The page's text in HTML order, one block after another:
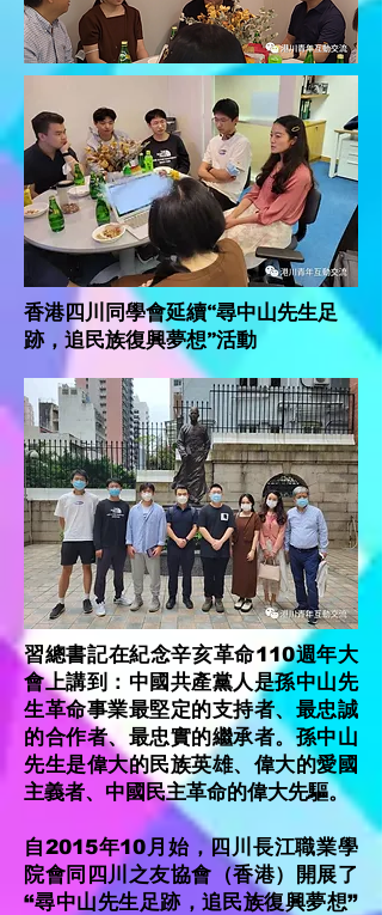
香港四川同學會延續“尋中山先生足
跡，追民族復興夢想”活動
習總書記在紀念辛亥革命110週年大
會上講到：中國共產黨人是孫中山先
生革命事業最堅定的支持者、最忠誠
的合作者、最忠實的繼承者。孫中山
先生是偉大的民族英雄、偉大的愛國
主義者、中國民主革命的偉大先驅。
自2015年10月始，四川長江職業學
院會同四川之友協會（香港）開展了
“尋中山先生足跡，追民族復興夢想”